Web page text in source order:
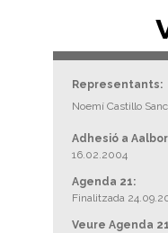
Representants:
Noemí Castillo
Adhesió a
16.02.2004
Agenda 21:
Finalitzada
Veure Agenda